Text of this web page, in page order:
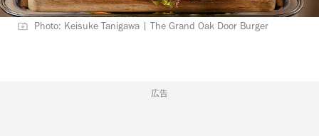
Photo: Keisuke Tanigawa | The Grand Oak Door Burger
広告